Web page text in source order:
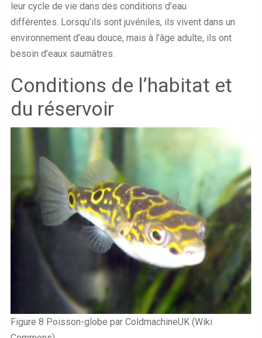
leur cycle de vie dans des conditions d’eau
différentes. Lorsqu’ils sont juvéniles, ils vivent dans un
environnement d’eau douce, mais à l’âge adulte, ils ont
besoin d’eaux saumâtres.
Conditions de l’habitat et
du réservoir
Figure 8 Poisson-globe par ColdmachineUK (Wiki